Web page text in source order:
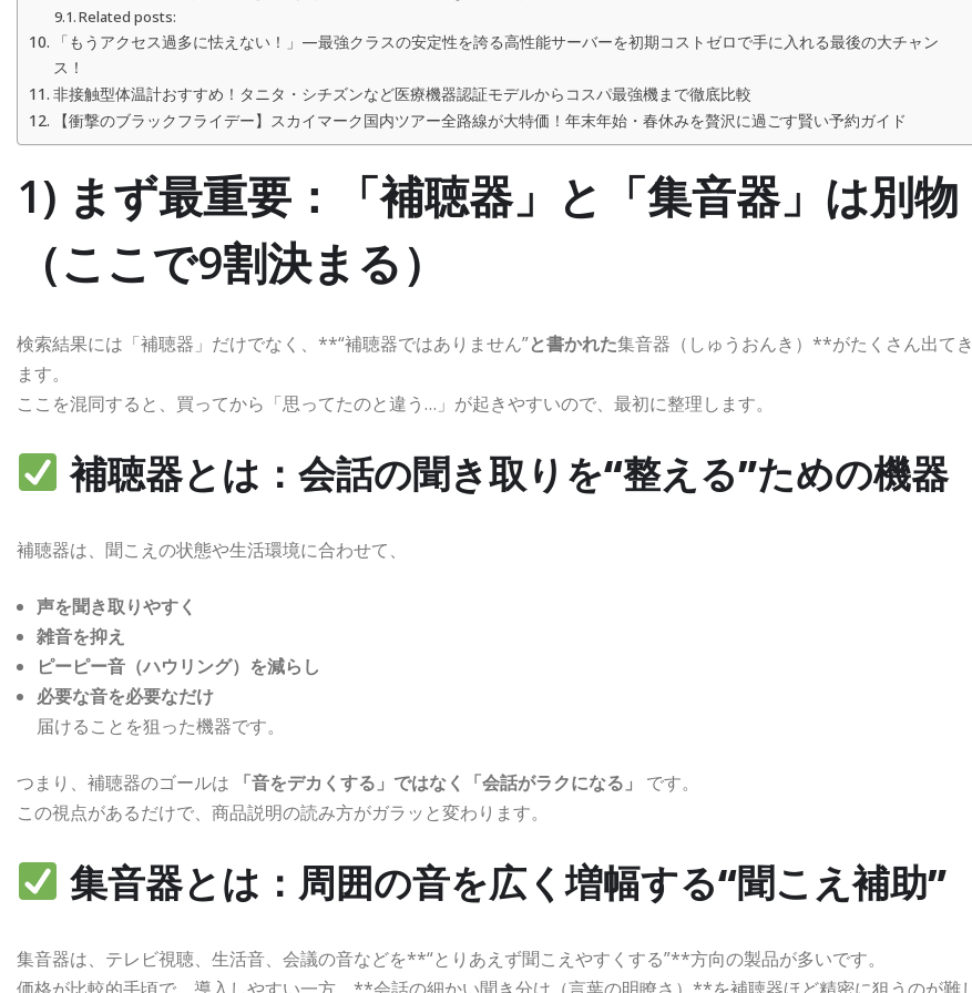
Related posts:
「もうアクセス過多に怯えない！」—最強クラスの安定性を誇る高性能サーバーを初期コストゼロで手に入れる最後の大チャン
ス！
非接触型体温計おすすめ！タニタ・シチズンなど医療機器認証モデルからコスパ最強機まで徹底比較
【衝撃のブラックフライデー】スカイマーク国内ツアー全路線が大特価！年末年始・春休みを贅沢に過ごす賢い予約ガイド
1) まず最重要：
「補聴器」と「集音器」は別物
（ここで9割決まる）
検索結果には「補聴器」だけでなく、**“補聴器ではありません”と書かれた集音器（しゅうおんき）**がたくさん出てき
ます。
ここを混同すると、買ってから「思ってたのと違う…」が起きやすいので、最初に整理します。
補聴器とは： 会話の聞き取りを“整える”ための機器
補聴器は、聞こえの状態や生活環境に合わせて、
声を聞き取りやすく
雑音を抑え
ピーピー音（ハウリング）を減らし
必要な音を必要なだけ
届けることを狙った機器です。
つまり、補聴器のゴールは 「音をデカくする」ではなく「会話がラクになる」
です。
この視点があるだけで、商品説明の読み方がガラッと変わります。
集音器とは： 周囲の音を広く増幅する“聞こえ補助”
集音器は、テレビ視聴、生活音、会議の音などを**“とりあえず聞こえやすくする”**方向の製品が多いです。